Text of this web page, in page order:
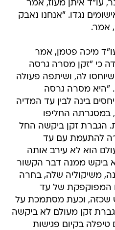
עו"ד איתן מעוז, אמר
נגדו. "אנחנו נאבק
אמר.
מיכה פטמן, אמר
כי "זקן מסרה גרסה
לה, ושיתפה פעולה
"היא מסרה גרסה
בינה לבין עד המדיה
במסגרתה החליפו
הגברת זקן ביקשה החל
להתעמת עם עד
הוא לא עירב אותה
ביקש ממנה דבר הקשור
משיקוליה שלה, בחרה
המפוקפקת של עד
שכזה, וכעת מסתמכת על
זקן מעולם לא ביקשה
טיפלה בקיום פגישות